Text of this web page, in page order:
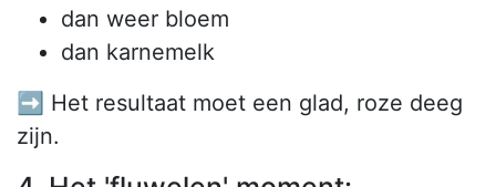
dan weer bloem
dan karnemelk
➡️ Het resultaat moet een glad, roze deeg
zijn.